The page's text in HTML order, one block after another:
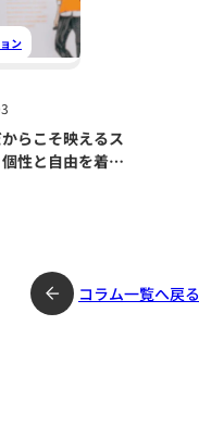
らこそ映えるス
性と自由を着こ
ン
コラム一覧へ戻る